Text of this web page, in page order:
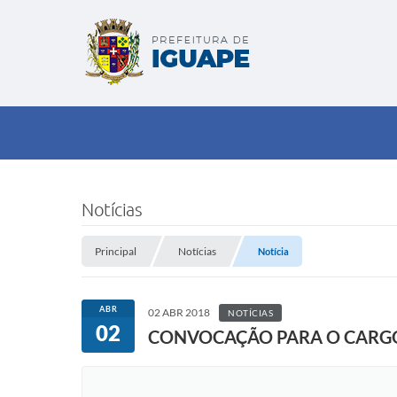
Notícias
Principal Notícias Notícia
ABR
02
02 ABR 2018 NOTÍCIAS
CONVOCAÇÃO PARA O